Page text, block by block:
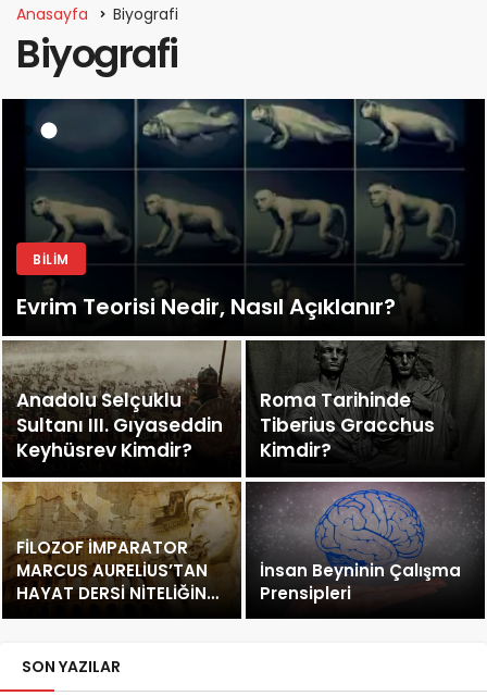
Anasayfa Biyografi
Biyografi
BILIM
Evrim Teorisi Nedir, Nasıl Açıklanır?
Anadolu Selçuklu
Sultanı III. Gıyaseddin
Keyhüsrev Kimdir?
Roma Tarihinde
Tiberius Gracchus
Kimdir?
FİLOZOF İMPARATOR
MARCUS AURELİUS’TAN
HAYAT DERSİ NİTELİĞİNDE
SÖZLER
İnsan Beyninin Çalışma
Prensipleri
SON YAZILAR